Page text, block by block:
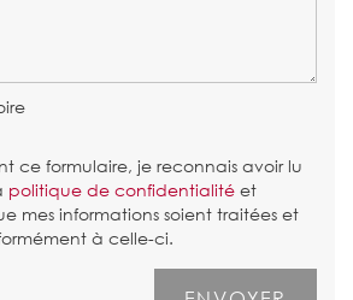
ce formulaire, je reconnais avoir lu
politique de confidentialité et
mes informations soient traitées et
à celle-ci.